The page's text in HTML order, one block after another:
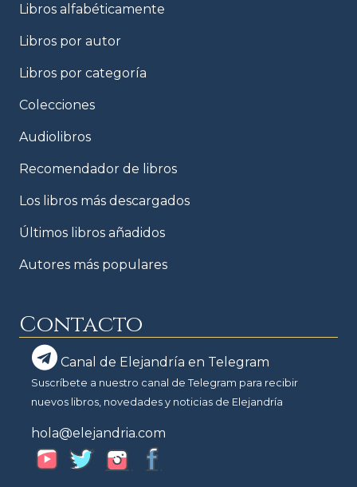
Libros alfabéticamente
Libros por autor
Libros por categoría
Colecciones
Audiolibros
Recomendador de libros
Los libros más descargados
Últimos libros añadidos
Autores más populares
Contacto
Canal de Elejandría en Telegram
Suscríbete a nuestro canal de Telegram para recibir
nuevos libros, novedades y noticias de Elejandría
hola@elejandria.com